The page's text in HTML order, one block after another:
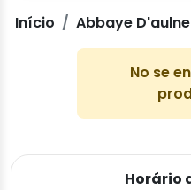
Início Abbaye D'aulne
No se
Horário